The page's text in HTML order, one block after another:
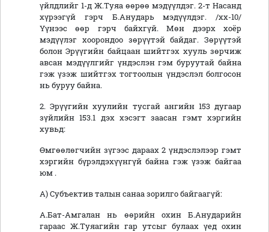
үйлдлийг 1-д Ж.Туяа өөрөө мэдүүлдэг. 2-т Насанд
хүрээгүй гэрч Б.Анударь мэдүүлдэг. /хх-10/
Үүнээс өөр гэрч байхгүй. Мөн дээрх хоёр
мэдүүлэг хоорондоо зөрүүтэй байдаг. Зөрүүтэй
болон Эрүүгийн байцаан шийтгэх хууль зөрчиж
авсан мэдүүлгийг үндэслэн гэм буруутай байна
гэж үзэж шийтгэх тогтоолын үндэслэл болгосон
нь буруу байна.
2. Эрүүгийн хуулийн тусгай ангийн 153 дугаар
зүйлийн 153.1 дэх хэсэгт заасан гэмт хэргийн
хувьд:
Өмгөөлөгчийн зүгээс дараах 2 үндэслэлээр гэмт
хэргийн бүрэлдэхүүнгүй байна гэж үзэж байгаа
юм .
А) Субъектив талын санаа зорилго байгаагүй:
А.Бат-Амгалан нь өөрийн охин Б.Анударийн
гараас Ж.Туяагийн гар утсыг булаах үед охин